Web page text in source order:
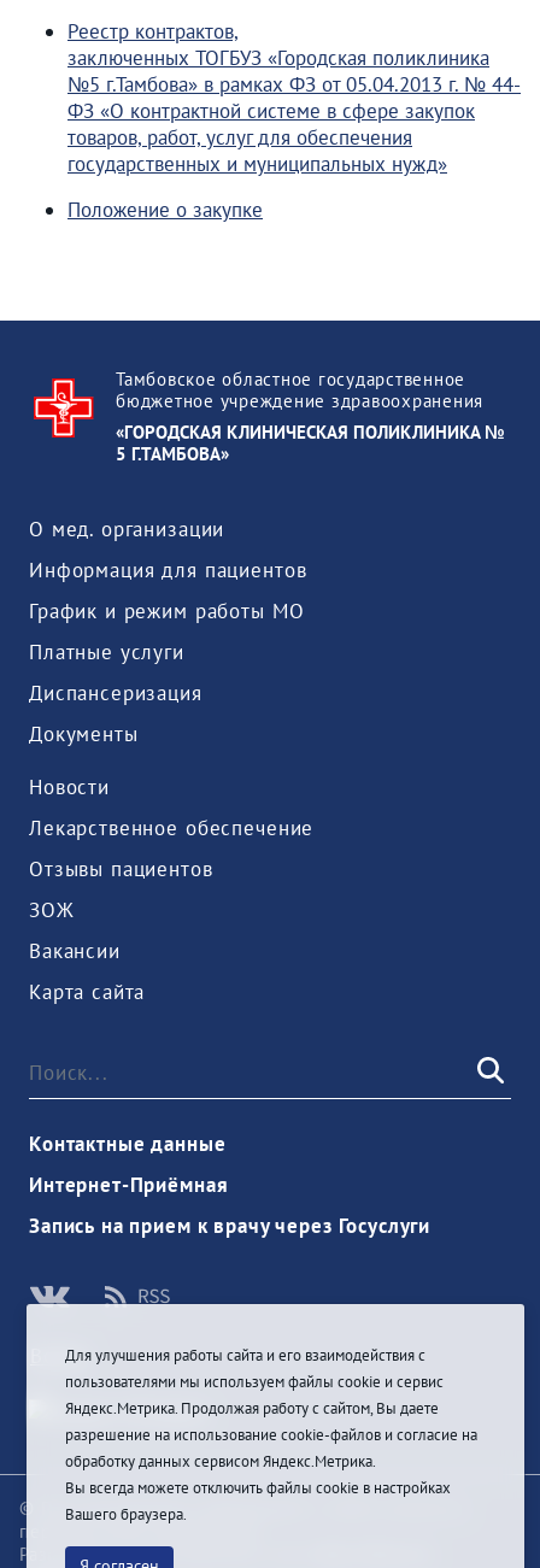
Реестр контрактов,
заключенных ТОГБУЗ «Городская поликлиника
№5 г.Тамбова» в рамках ФЗ от 05.04.2013 г. № 44-
ФЗ «О контрактной системе в сфере закупок
товаров, работ, услуг для обеспечения
государственных и муниципальных нужд»
Положение о закупке
Тамбовское областное государственное
бюджетное учреждение здравоохранения
«ГОРОДСКАЯ КЛИНИЧЕСКАЯ ПОЛИКЛИНИКА №
5 Г.ТАМБОВА»
О мед. организации
Информация для пациентов
График и режим работы МО
Платные услуги
Диспансеризация
Документы
Новости
Лекарственное обеспечение
Отзывы пациентов
ЗОЖ
Вакансии
Карта сайта
Контактные данные
Интернет-Приёмная
Запись на прием к врачу через Госуслуги
Войти
© При цитировании информации с сайта ссылка на
первоисточник обязательна
Разработка и техподдержка сайта
Для улучшения работы сайта и его взаимодействия с
пользователями мы используем файлы cookie и сервис
Яндекс.Метрика. Продолжая работу с сайтом, Вы даете
разрешение на использование cookie-файлов и согласие на
обработку данных сервисом Яндекс.Метрика.
Вы всегда можете отключить файлы cookie в настройках
Вашего браузера.